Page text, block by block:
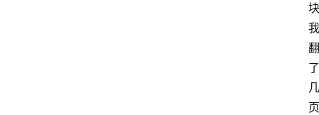
块
我
翻
了
几
页